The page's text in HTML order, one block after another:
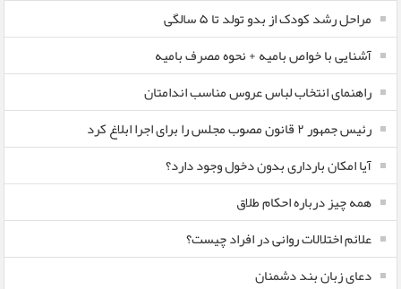
مراحل رشد کودک از بدو تولد تا ۵ سالگی
آشنایی با خواص بامیه + نحوه مصرف بامیه
راهنمای انتخاب لباس عروس مناسب اندامتان
رئیس جمهور ۲ قانون مصوب مجلس را برای اجرا ابلاغ کرد
آیا امکان بارداری بدون دخول وجود دارد؟
همه چیز درباره احکام طلاق
علائم اختلالات روانی در افراد چیست؟
دعای زبان بند دشمنان